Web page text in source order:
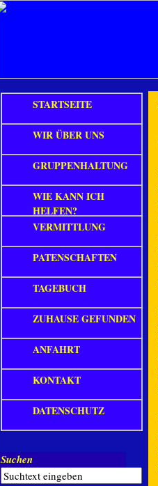
STARTSEITE
WIR ÜBER UNS
GRUPPENHALTUNG
WIE KANN ICH
HELFEN?
VERMITTLUNG
PATENSCHAFTEN
TAGEBUCH
ZUHAUSE GEFUNDEN
ANFAHRT
KONTAKT
DATENSCHUTZ
Suchen